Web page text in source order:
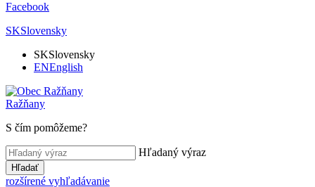
Facebook
SKSlovensky
SKSlovensky
ENEnglish
Ražňany
S čím pomôžeme?
Hľadaný výraz
Hľadať
rozšírené vyhľadávanie